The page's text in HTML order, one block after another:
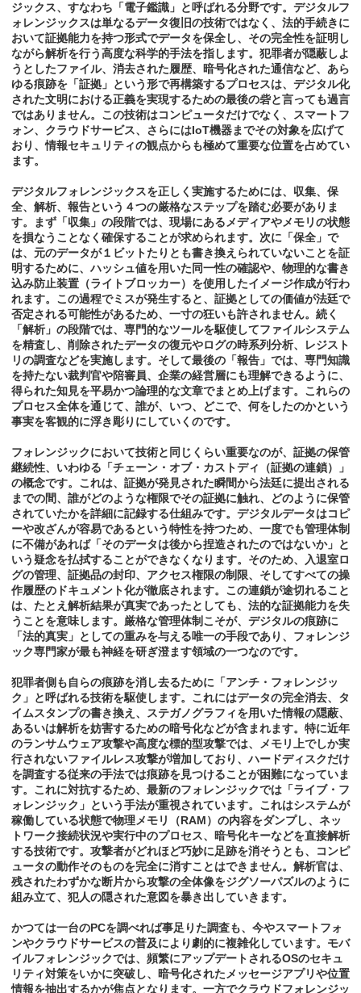
ジックス、すなわち「電子鑑識」と呼ばれる分野です。デジタルフ
ォレンジックスは単なるデータ復旧の技術ではなく、法的手続きに
おいて証拠能力を持つ形式でデータを保全し、その完全性を証明し
ながら解析を行う高度な科学的手法を指します。犯罪者が隠蔽しよ
うとしたファイル、消去された履歴、暗号化された通信など、あら
ゆる痕跡を「証拠」という形で再構築するプロセスは、デジタル化
された文明における正義を実現するための最後の砦と言っても過言
ではありません。この技術はコンピュータだけでなく、スマートフ
ォン、クラウドサービス、さらにはIoT機器までその対象を広げて
おり、情報セキュリティの観点からも極めて重要な位置を占めてい
ます。
デジタルフォレンジックスを正しく実施するためには、収集、保
全、解析、報告という４つの厳格なステップを踏む必要がありま
す。まず「収集」の段階では、現場にあるメディアやメモリの状態
を損なうことなく確保することが求められます。次に「保全」で
は、元のデータが１ビットたりとも書き換えられていないことを証
明するために、ハッシュ値を用いた同一性の確認や、物理的な書き
込み防止装置（ライトブロッカー）を使用したイメージ作成が行わ
れます。この過程でミスが発生すると、証拠としての価値が法廷で
否定される可能性があるため、一寸の狂いも許されません。続く
「解析」の段階では、専門的なツールを駆使してファイルシステム
を精査し、削除されたデータの復元やログの時系列分析、レジスト
リの調査などを実施します。そして最後の「報告」では、専門知識
を持たない裁判官や陪審員、企業の経営層にも理解できるように、
得られた知見を平易かつ論理的な文章でまとめ上げます。これらの
プロセス全体を通じて、誰が、いつ、どこで、何をしたのかという
事実を客観的に浮き彫りにしていくのです。
フォレンジックにおいて技術と同じくらい重要なのが、証拠の保管
継続性、いわゆる「チェーン・オブ・カストディ（証拠の連鎖）」
の概念です。これは、証拠が発見された瞬間から法廷に提出される
までの間、誰がどのような権限でその証拠に触れ、どのように保管
されていたかを詳細に記録する仕組みです。デジタルデータはコピ
ーや改ざんが容易であるという特性を持つため、一度でも管理体制
に不備があれば「そのデータは後から捏造されたのではないか」と
いう疑念を払拭することができなくなります。そのため、入退室ロ
グの管理、証拠品の封印、アクセス権限の制限、そしてすべての操
作履歴のドキュメント化が徹底されます。この連鎖が途切れること
は、たとえ解析結果が真実であったとしても、法的な証拠能力を失
うことを意味します。厳格な管理体制こそが、デジタルの痕跡に
「法的真実」としての重みを与える唯一の手段であり、フォレンジ
ック専門家が最も神経を研ぎ澄ます領域の一つなのです。
犯罪者側も自らの痕跡を消し去るために「アンチ・フォレンジッ
ク」と呼ばれる技術を駆使します。これにはデータの完全消去、タ
イムスタンプの書き換え、ステガノグラフィを用いた情報の隠蔽、
あるいは解析を妨害するための暗号化などが含まれます。特に近年
のランサムウェア攻撃や高度な標的型攻撃では、メモリ上でしか実
行されないファイルレス攻撃が増加しており、ハードディスクだけ
を調査する従来の手法では痕跡を見つけることが困難になっていま
す。これに対抗するため、最新のフォレンジックでは「ライブ・フ
ォレンジック」という手法が重視されています。これはシステムが
稼働している状態で物理メモリ（RAM）の内容をダンプし、ネッ
トワーク接続状況や実行中のプロセス、暗号化キーなどを直接解析
する技術です。攻撃者がどれほど巧妙に足跡を消そうとも、コンピ
ュータの動作そのものを完全に消すことはできません。解析官は、
残されたわずかな断片から攻撃の全体像をジグソーパズルのように
組み立て、犯人の隠された意図を暴き出していきます。
かつては一台のPCを調べれば事足りた調査も、今やスマートフォ
ンやクラウドサービスの普及により劇的に複雑化しています。モバ
イルフォレンジックでは、頻繁にアップデートされるOSのセキュ
リティ対策をいかに突破し、暗号化されたメッセージアプリや位置
情報を抽出するかが焦点となります。一方でクラウドフォレンジッ